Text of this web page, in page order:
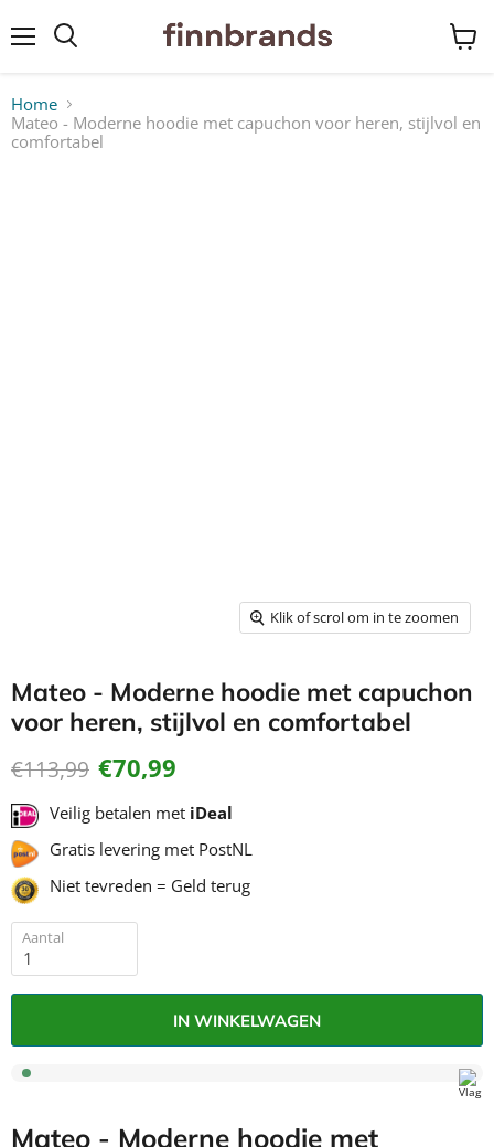
Home
Mateo - Moderne hoodie met capuchon voor heren, stijlvol en
comfortabel
Klik of scrol om in te zoomen
Mateo - Moderne hoodie met capuchon
voor heren, stijlvol en comfortabel
Oorspronkelijke prijs
€113,99 Huidige prijs
€70,99
Veilig betalen met iDeal
Gratis levering met PostNL
Niet tevreden = Geld terug
Aantal
IN WINKELWAGEN
Mateo - Moderne hoodie met